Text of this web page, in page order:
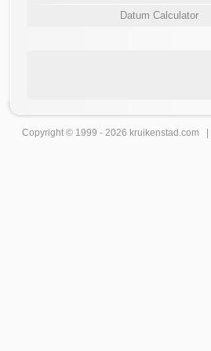
Datum Calculator
Copyright © 1999 - 2026 kruikenstad .com |